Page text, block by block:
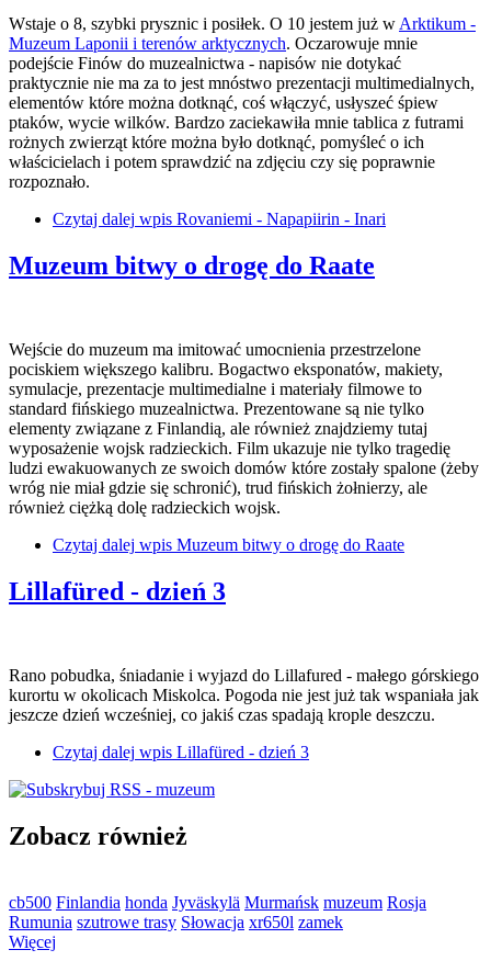
Wstaje o 8, szybki prysznic i posiłek. O 10 jestem już w Arktikum -
Muzeum Laponii i terenów arktycznych. Oczarowuje mnie
podejście Finów do muzealnictwa - napisów nie dotykać
praktycznie nie ma za to jest mnóstwo prezentacji multimedialnych,
elementów które można dotknąć, coś włączyć, usłyszeć śpiew
ptaków, wycie wilków. Bardzo zaciekawiła mnie tablica z futrami
rożnych zwierząt które można było dotknąć, pomyśleć o ich
właścicielach i potem sprawdzić na zdjęciu czy się poprawnie
rozpoznało.
Czytaj dalej wpis Rovaniemi - Napapiirin - Inari
Muzeum bitwy o drogę do Raate
Wejście do muzeum ma imitować umocnienia przestrzelone
pociskiem większego kalibru. Bogactwo eksponatów, makiety,
symulacje, prezentacje multimedialne i materiały filmowe to
standard fińskiego muzealnictwa. Prezentowane są nie tylko
elementy związane z Finlandią, ale również znajdziemy tutaj
wyposażenie wojsk radzieckich. Film ukazuje nie tylko tragedię
ludzi ewakuowanych ze swoich domów które zostały spalone (żeby
wróg nie miał gdzie się schronić), trud fińskich żołnierzy, ale
również ciężką dolę radzieckich wojsk.
Czytaj dalej wpis Muzeum bitwy o drogę do Raate
Lillafüred - dzień 3
Rano pobudka, śniadanie i wyjazd do Lillafured - małego górskiego
kurortu w okolicach Miskolca. Pogoda nie jest już tak wspaniała jak
jeszcze dzień wcześniej, co jakiś czas spadają krople deszczu.
Czytaj dalej wpis Lillafüred - dzień 3
Zobacz również
cb500 Finlandia honda Jyväskylä Murmańsk muzeum Rosja
Rumunia szutrowe trasy Słowacja xr650l zamek
Więcej